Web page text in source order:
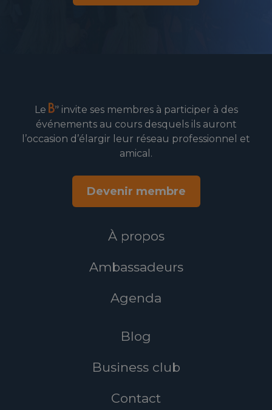
Le
invite ses membres à participer à des
événements au cours desquels ils auront
l’occasion d’élargir leur réseau professionnel et
amical.
Devenir membre
À propos
Ambassadeurs
Agenda
Blog
Business club
Contact